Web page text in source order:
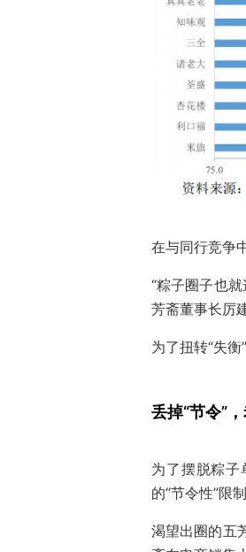
在与同行竞争
“粽子圈子也
芳斋董事长厉
为了扭转“失衡
丢掉“节令”
为了摆脱粽
的“节令性”限
渴望出圈的五